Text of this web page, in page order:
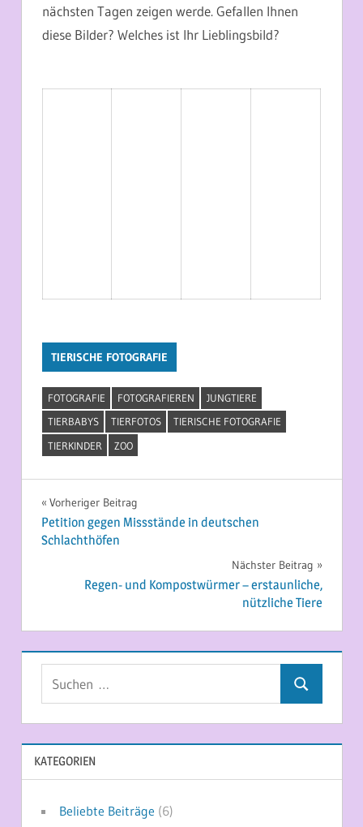
nächsten Tagen zeigen werde. Gefallen Ihnen
diese Bilder? Welches ist Ihr Lieblingsbild?
TIERISCHE FOTOGRAFIE
FOTOGRAFIE FOTOGRAFIEREN
JUNGTIERE
TIERBABYS
TIERFOTOS
TIERISCHE FOTOGRAFIE
TIERKINDER
ZOO
Beitragsnavigation
Vorheriger Beitrag
Petition gegen Missstände in deutschen
Schlachthöfen
Nächster Beitrag
Regen- und Kompostwürmer – erstaunliche,
nützliche Tiere
Suchen
KATEGORIEN
Beliebte Beiträge (6)